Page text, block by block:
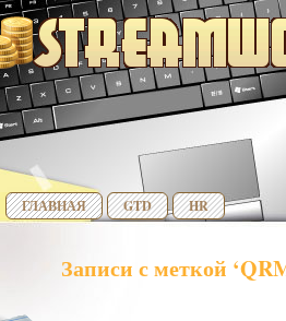
ГЛАВНАЯ GTD HR
Записи с меткой